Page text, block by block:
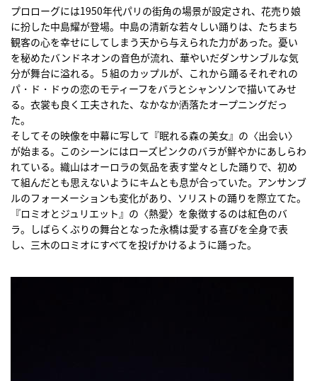
プロローグには1950年代パリの街角の場景が設定され、花売り娘
に扮した中島耀が登場。中島の清新な若々しい踊りは、たちまち
観客の心を幸せにしてしまう天から与えられた力があった。憂い
を秘めたバンドネオンの音色が流れ、華やいだダンサンブルな気
分が舞台に溢れる。５組のカップルが、これから踊るそれぞれの
パ・ド・ドゥの恋のモティーフをバラとシャンソンで描いてみせ
る。衣裳も良く工夫された、なかなか洒落たオープニングだっ
た。
そしてその映像を中幕に写して『眠れる森の美女』の〈出会い〉
が始まる。このシーンにはローズピンクのバラが鮮やかにあしらわ
れている。織山はオーロラの気品を表す堂々とした踊りで、初め
て組んだとも思えないようにキムとも息が合っていた。アンサンブ
ルのフォーメーションも変化があり、ソリストの踊りを際立てた。
『ロミオとジュリエット』の〈熱愛〉を象徴するのは紅色のバ
ラ。しばらくぶりの舞台となった永橋は愛する喜びを全身で表
し、三木のロミオにすべてを投げかけるように踊った。